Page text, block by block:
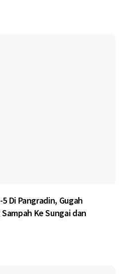
Di Pangradin, Gugah
Ke Sungai dan